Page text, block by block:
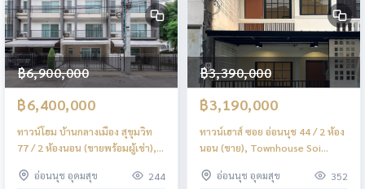
฿6,900,000
฿6,400,000
ทาวน์โฮม บ้านกลางเมือง สุขุมวิท
77 / 2 ห้องนอน (ขายพร้อมผู้เช่า),
Sukhumvit 77 / 2 Bedrooms
อ่อนนุช อุดมสุข 244
฿3,390,000
฿3,190,000
ทาวน์เฮาส์ ซอย อ่อนนุช 44 / 2 ห้อง
นอน (ขาย), Townhouse Soi
SALE) FON183
อ่อนนุช อุดมสุข 352